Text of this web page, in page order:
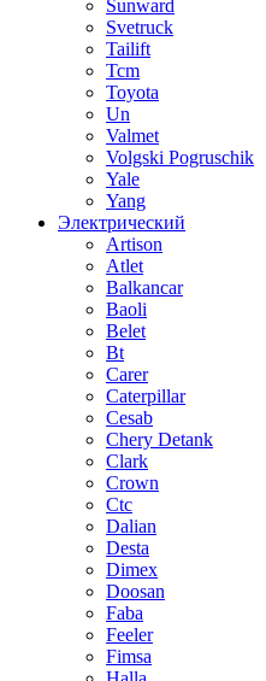
Sunward
Svetruck
Tailift
Tcm
Toyota
Un
Valmet
Volgski Pogruschik
Yale
Yang
Электрический
Artison
Atlet
Balkancar
Baoli
Belet
Bt
Carer
Caterpillar
Cesab
Chery Detank
Clark
Crown
Ctc
Dalian
Desta
Dimex
Doosan
Faba
Feeler
Fimsa